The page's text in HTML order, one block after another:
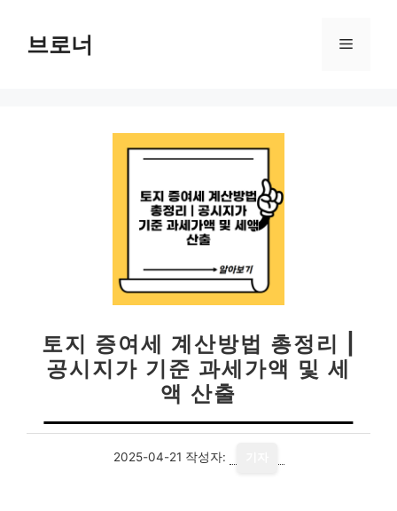
브로너 메
토지 증여세 계산방법 총정리 |
공시지가 기준 과세가액 및 세
액 산출
2025-04-21 작성자: